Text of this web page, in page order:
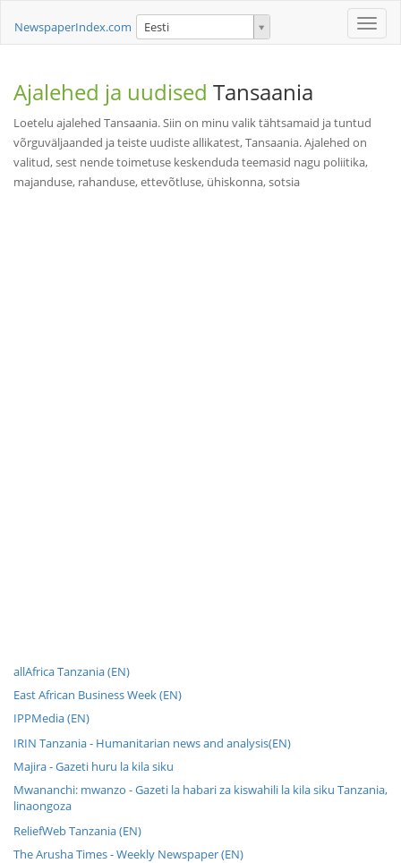
Toggle
NewspaperIndex.com Eesti
Ajalehed ja uudised Tansaania
Loetelu ajalehed Tansaania. Siin on minu valik tähtsamaid ja tuntud
võrguväljaanded ja teiste uudiste allikatest, Tansaania. Ajalehed on
valitud, sest nende toimetuse keskenduda teemasid nagu poliitika,
majanduse, rahanduse, ettevõtluse, ühiskonna, sotsia
allAfrica Tanzania (EN)
East African Business Week (EN)
IPPMedia (EN)
IRIN Tanzania - Humanitarian news and analysis(EN)
Majira - Gazeti huru la kila siku
Mwananchi: mwanzo - Gazeti la habari za kiswahili la kila siku Tanzania,
linaongoza
ReliefWeb Tanzania (EN)
The Arusha Times - Weekly Newspaper (EN)